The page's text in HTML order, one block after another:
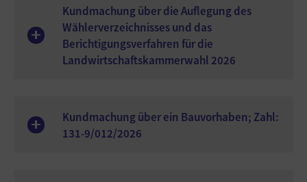
Kundmachung über die Auflegung des
Wählerverzeichnisses und das
Berichtigungsverfahren für die
Landwirtschaftskammerwahl 2026
Kundmachung über ein Bauvorhaben; Zahl:
131-9/012/2026